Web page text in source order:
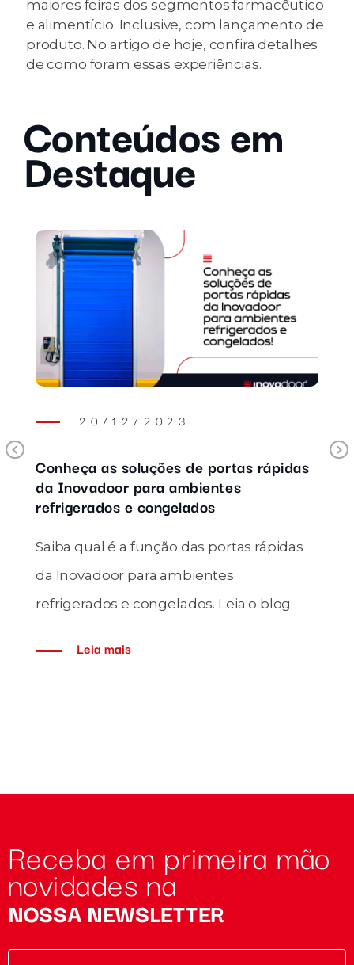
maiores feiras dos segmentos farmacêutico
e alimentício. Inclusive, com lançamento de
produto. No artigo de hoje, confira detalhes
de como foram essas experiências.
Conteúdos em
Destaque
20/12/2023
Conheça as soluções de portas rápidas
da Inovadoor para ambientes
refrigerados e congelados
Saiba qual é a função das portas rápidas
da Inovadoor para ambientes
refrigerados e congelados. Leia o blog.
Leia mais
Receba em primeira mão
novidades na
NOSSA NEWSLETTER